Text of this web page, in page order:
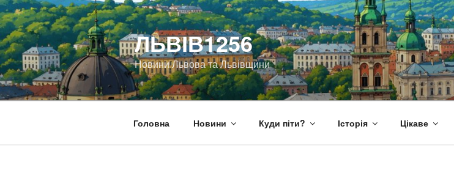
Перейти
до
вмісту
ЛЬВІВ1256
Новини Львова та Львівщини
Головна Новини Куди піти? Історія Цікаве